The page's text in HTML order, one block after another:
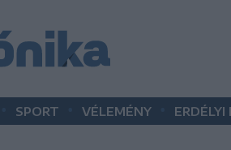
SPORT VÉLEMÉNY ERDÉLYI